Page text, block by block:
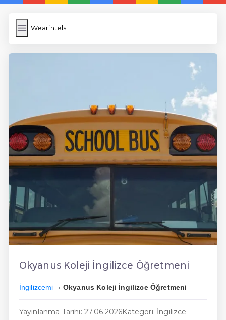
Wearintels
Wearintels
Anasayfa
5 Günde İngilizce
İngilizce
En Hızlı İngilizce
En Kolay İngilizce
En Ucuz İngilizce
En Uygun İngilizce
Hızlı İngilizce
Okyanus Koleji İngilizce Öğretmeni
İngilizcemi Okyanus Koleji İngilizce Öğretmeni
Yayınlanma Tarihi: 27.06.2026Kategori: İngilizce